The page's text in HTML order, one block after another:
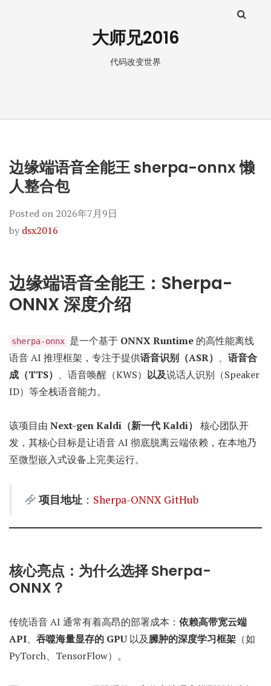
大师兄2016
代码改变世界
边缘端语音全能王 sherpa-onnx 懒
人整合包
Posted on 2026年7月9日
by dsx2016
边缘端语音全能王：Sherpa-
ONNX 深度介绍
sherpa-onnx 是一个基于 ONNX Runtime 的高性能离线
语音 AI 推理框架，专注于提供语音识别（ASR） 、 语音合
成（TTS） 、语音唤醒（KWS） 以及说话人识别（Speaker
ID）等全栈语音能力。
该项目由 Next-gen Kaldi（新一代 Kaldi） 核心团队开
发，其核心目标是让语音 AI 彻底脱离云端依赖，在本地乃
至微型嵌入式设备上完美运行。
项目地址： Sherpa-ONNX GitHub
核心亮点：为什么选择 Sherpa-
ONNX？
传统语音 AI 通常有着高昂的部署成本： 依赖高带宽云端
API、 吞噬海量显存的 GPU以及臃肿的深度学习框架 （如
PyTorch、TensorFlow）。